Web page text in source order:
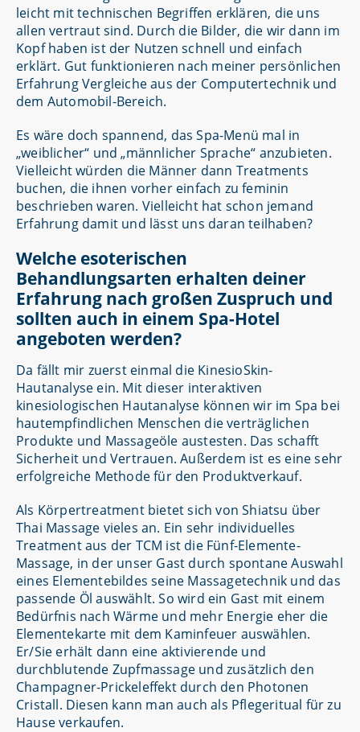
leicht mit technischen Begriffen erklären, die uns
allen vertraut sind. Durch die Bilder, die wir dann im
Kopf haben ist der Nutzen schnell und einfach
erklärt. Gut funktionieren nach meiner persönlichen
Erfahrung Vergleiche aus der Computertechnik und
dem Automobil-Bereich.
Es wäre doch spannend, das Spa-Menü mal in
„weiblicher“ und „männlicher Sprache“ anzubieten.
Vielleicht würden die Männer dann Treatments
buchen, die ihnen vorher einfach zu feminin
beschrieben waren. Vielleicht hat schon jemand
Erfahrung damit und lässt uns daran teilhaben?
Welche esoterischen
Behandlungsarten erhalten deiner
Erfahrung nach großen Zuspruch und
sollten auch in einem Spa-Hotel
angeboten werden?
Da fällt mir zuerst einmal die KinesioSkin-
Hautanalyse ein. Mit dieser interaktiven
kinesiologischen Hautanalyse können wir im Spa bei
hautempfindlichen Menschen die verträglichen
Produkte und Massageöle austesten. Das schafft
Sicherheit und Vertrauen. Außerdem ist es eine sehr
erfolgreiche Methode für den Produktverkauf.
Als Körpertreatment bietet sich von Shiatsu über
Thai Massage vieles an. Ein sehr individuelles
Treatment aus der TCM ist die Fünf-Elemente-
Massage, in der unser Gast durch spontane Auswahl
eines Elementebildes seine Massagetechnik und das
passende Öl auswählt. So wird ein Gast mit einem
Bedürfnis nach Wärme und mehr Energie eher die
Elementekarte mit dem Kaminfeuer auswählen.
Er/Sie erhält dann eine aktivierende und
durchblutende Zupfmassage und zusätzlich den
Champagner-Prickeleffekt durch den Photonen
Cristall. Diesen kann man auch als Pflegeritual für zu
Hause verkaufen.